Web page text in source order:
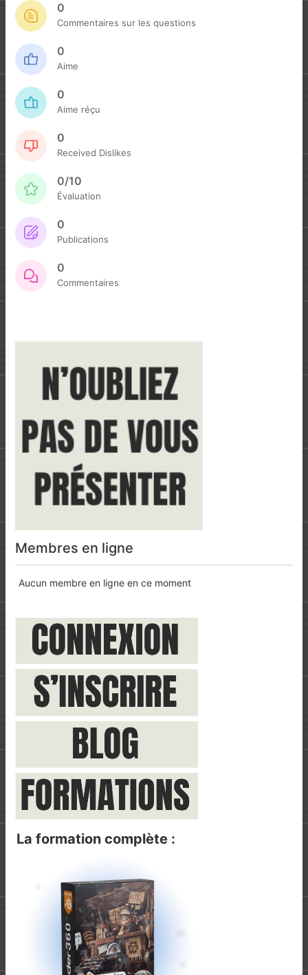
0
Commentaires sur les questions
0
Aime
0
Aime réçu
0
Received Dislikes
0/10
Évaluation
0
Publications
0
Commentaires
Membres en ligne
Aucun membre en ligne en ce moment
La formation complète :